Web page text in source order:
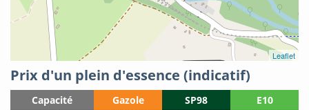
Leaflet
Prix d'un plein d'essence (indicatif)
Capacité Gazole SP98
E10